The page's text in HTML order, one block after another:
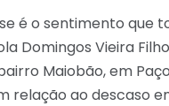
é o sentimento que
Domingos Vieira
Maiobão, em
relação ao descaso